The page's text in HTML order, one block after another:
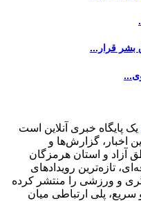
بشر قرار...
یک پایگاه خبری آنلاین است
گزارش‌ها و
آزاد و استان هرمزگان
تازه‌ترین رویدادهای
و ورزشی را منتشر کرده
پلی ارتباطی میان